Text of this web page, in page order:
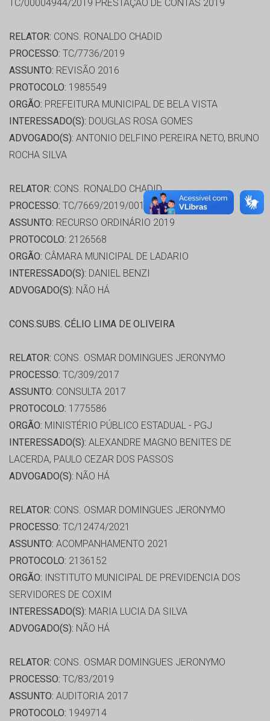
TC/00004944/2019 PRESTAÇÃO DE CONTAS 2019
RELATOR: CONS. RONALDO CHADID
PROCESSO: TC/7736/2019
ASSUNTO: REVISÃO 2016
PROTOCOLO: 1985549
ORGÃO: PREFEITURA MUNICIPAL DE BELA VISTA
INTERESSADO(S): DOUGLAS ROSA GOMES
ADVOGADO(S): ANTONIO DELFINO PEREIRA NETO, BRUNO
ROCHA SILVA
RELATOR: CONS. RONALDO CHADID
PROCESSO: TC/7669/2019/001
ASSUNTO: RECURSO ORDINÁRIO 2019
PROTOCOLO: 2126568
ORGÃO: CÂMARA MUNICIPAL DE LADARIO
INTERESSADO(S): DANIEL BENZI
ADVOGADO(S): NÃO HÁ
CONS.SUBS. CÉLIO LIMA DE OLIVEIRA
RELATOR: CONS. OSMAR DOMINGUES JERONYMO
PROCESSO: TC/309/2017
ASSUNTO: CONSULTA 2017
PROTOCOLO: 1775586
ORGÃO: MINISTÉRIO PÚBLICO ESTADUAL - PGJ
INTERESSADO(S): ALEXANDRE MAGNO BENITES DE
LACERDA, PAULO CEZAR DOS PASSOS
ADVOGADO(S): NÃO HÁ
RELATOR: CONS. OSMAR DOMINGUES JERONYMO
PROCESSO: TC/12474/2021
ASSUNTO: ACOMPANHAMENTO 2021
PROTOCOLO: 2136152
ORGÃO: INSTITUTO MUNICIPAL DE PREVIDENCIA DOS
SERVIDORES DE COXIM
INTERESSADO(S): MARIA LUCIA DA SILVA
ADVOGADO(S): NÃO HÁ
RELATOR: CONS. OSMAR DOMINGUES JERONYMO
PROCESSO: TC/83/2019
ASSUNTO: AUDITORIA 2017
PROTOCOLO: 1949714